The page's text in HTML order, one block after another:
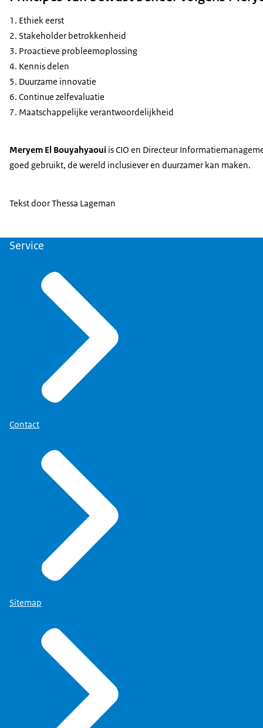
Ethiek eerst
Stakeholder betrokkenheid
Proactieve probleemoplossing
Kennis delen
Duurzame innovatie
Continue zelfevaluatie
Maatschappelijke verantwoordelijkheid
Meryem El Bouyahyaoui is CIO en Directeur
goed gebruikt, de wereld inclusiever en duurzamer kan maken.
Tekst door Thessa Lageman
Service
Contact
Sitemap